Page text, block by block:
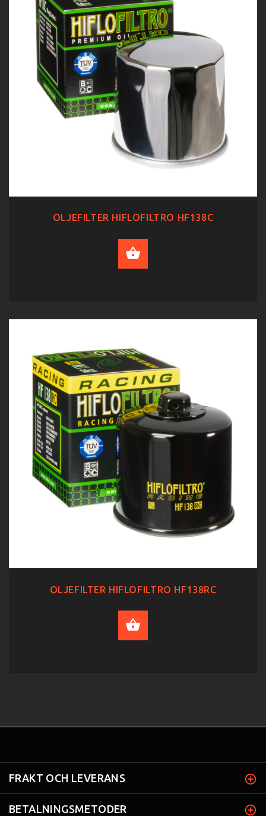
OLJEFILTER HIFLOFILTRO HF138C
OLJEFILTER HIFLOFILTRO HF138RC
FRAKT OCH LEVERANS
BETALNINGSMETODER